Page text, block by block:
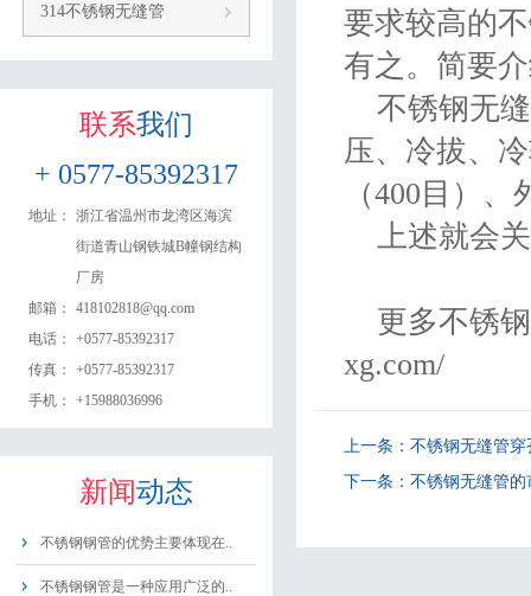
314不锈钢无缝管
联系我们
+ 0577-85392317
地址：
浙江省温州市龙湾区海滨
街道青山钢铁城B幢钢结构
厂房​
邮箱：
418102818@qq.com
电话：
+0577-85392317
传真：
+0577-85392317
手机：
+15988036996
新闻动态
不锈钢钢管的优势主要体现在..
不锈钢钢管是一种应用广泛的..
要求较高的
有之。简要
不锈钢无缝
压、冷拔、
（400目）
上述就会关
更多不锈钢
xg.com/
上一条： 不锈钢无缝管
下一条： 不锈钢无缝管